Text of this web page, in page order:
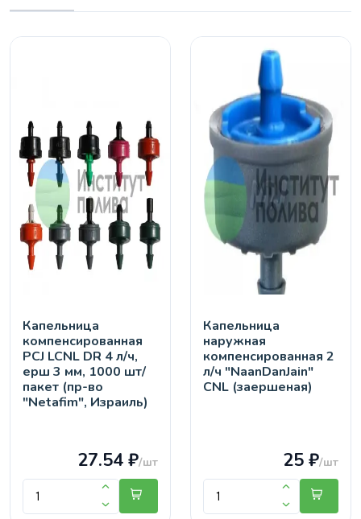
Капельница
компенсированная
PCJ LCNL DR 4 л/ч,
ерш 3 мм, 1000 шт/
пакет (пр-во
"Netafim", Израиль)
27.54 ₽/шт
Капельница
наружная
компенсированная 2
л/ч "NaanDanJain"
CNL (заершеная)
25 ₽/шт